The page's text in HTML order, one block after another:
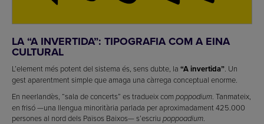
LA “A INVERTIDA”: TIPOGRAFIA COM A EINA
CULTURAL
L’element més potent del sistema és, sens dubte, la “A invertida”. Un
gest aparentment simple que amaga una càrrega conceptual enorme.
En neerlandès, “sala de concerts” es tradueix compoppodium. Tanmateix,
en frisó —una llengua minoritària parlada per aproximadament 425.000
persones al nord dels Països Baixos— s’escriu poppoadium.